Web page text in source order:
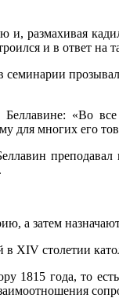
размахивая
и в ответ на
«Во
для многих его
затем
в XIV столетии
1815 года, то